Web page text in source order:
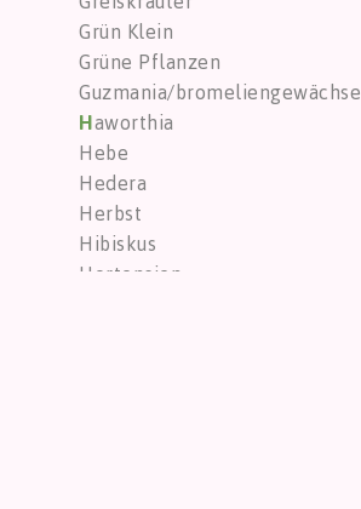
Grün Klein
Grüne Pflanzen
Guzmania/bromeliengewächse
Haworthia
Hebe
Hedera
Herbst
Hibiskus
Hortensien